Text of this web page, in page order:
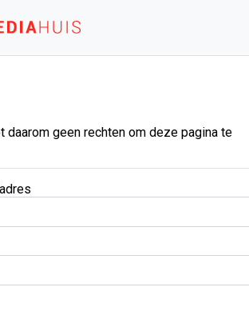
daarom geen rechten om deze pagina te